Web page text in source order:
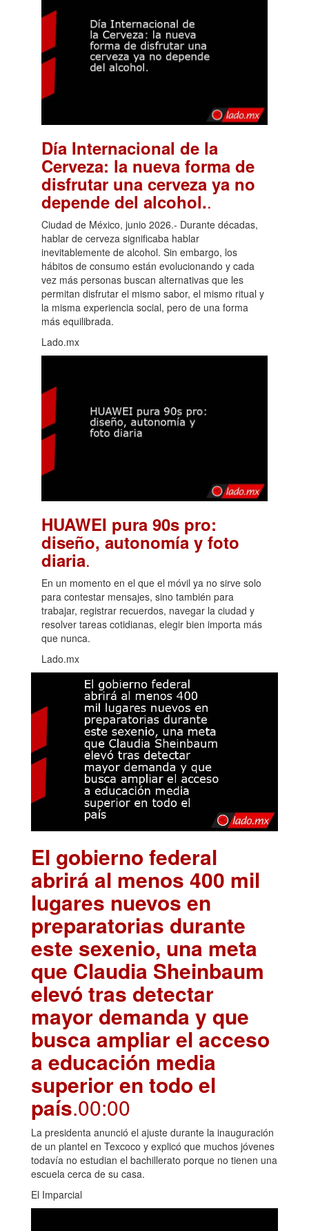
Día Internacional de la
Cerveza: la nueva forma de
disfrutar una cerveza ya no
depende del alcohol..
Ciudad de México, junio 2026.- Durante décadas,
hablar de cerveza significaba hablar
inevitablemente de alcohol. Sin embargo, los
hábitos de consumo están evolucionando y cada
vez más personas buscan alternativas que les
permitan disfrutar el mismo sabor, el mismo ritual y
la misma experiencia social, pero de una forma
más equilibrada.
Lado.mx
HUAWEI pura 90s pro:
diseño, autonomía y foto
diaria.
En un momento en el que el móvil ya no sirve solo
para contestar mensajes, sino también para
trabajar, registrar recuerdos, navegar la ciudad y
resolver tareas cotidianas, elegir bien importa más
que nunca.
Lado.mx
El gobierno federal
abrirá al menos 400 mil
lugares nuevos en
preparatorias durante
este sexenio, una meta
que Claudia Sheinbaum
elevó tras detectar
mayor demanda y que
busca ampliar el acceso
a educación media
superior en todo el
país.00:00
La presidenta anunció el ajuste durante la inauguración
de un plantel en Texcoco y explicó que muchos jóvenes
todavía no estudian el bachillerato porque no tienen una
escuela cerca de su casa.
El Imparcial